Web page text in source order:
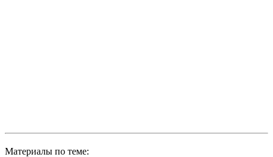
Материалы по теме: